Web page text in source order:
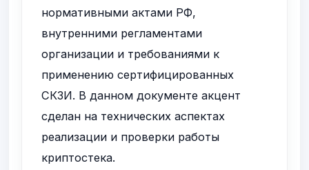
нормативными актами РФ,
внутренними регламентами
организации и требованиями к
применению сертифицированных
СКЗИ. В данном документе акцент
сделан на технических аспектах
реализации и проверки работы
криптостека.